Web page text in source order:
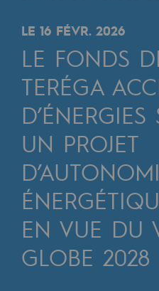
Transversalité et
Notre culture et
Une
Notre organisation
Notre
Gouvernance
Indicateurs
Publications
Où nous trouver
LE 16 FÉVR. 2026
LE FONDS
TERÉGA
UN PROJET
EN VUE DU
GLOBE 2028